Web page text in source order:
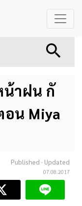
าฝน กั
น Miya
Published · Updated
07.08.2017